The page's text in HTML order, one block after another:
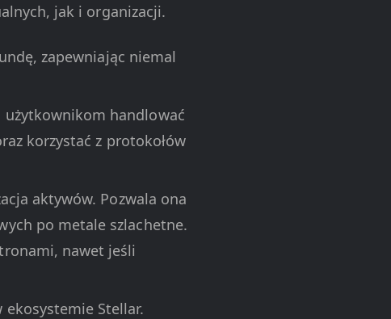
jak i organizacji.
zapewniając niemal
użytkownikom handlować
korzystać z protokołów
aktywów. Pozwala ona
po metale szlachetne.
nawet jeśli
Stellar.